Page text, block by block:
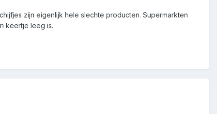
zijn eigenlijk hele slechte producten. Supermarkten
keertje leeg is.